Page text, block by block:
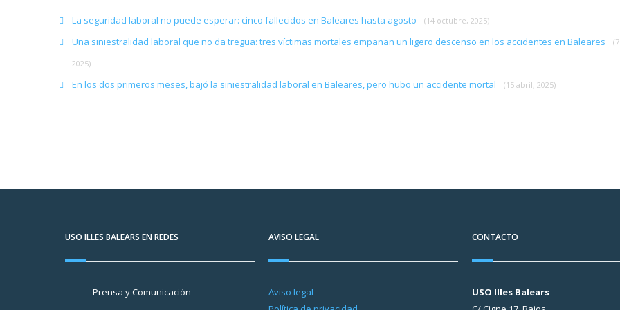
La seguridad laboral no puede esperar: cinco fallecidos en Baleares hasta agosto (14 octubre, 2025)
Una siniestralidad laboral que no da tregua: tres víctimas mortales empañan un ligero descenso en los accidentes en Baleares
2025)
En los dos primeros meses, bajó la siniestralidad laboral en Baleares, pero hubo un accidente mortal (15 abril, 2025)
USO ILLES BALEARS EN REDES
Prensa y Comunicación
AVISO LEGAL
Aviso legal
CONTACTO
USO Illes Balears